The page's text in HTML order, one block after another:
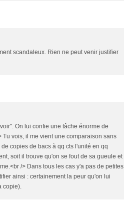
scandaleux. Rien ne peut venir justifier
On lui confie une tâche énorme de
vois, il me vient une comparaison sans
copies de bacs à qq cts l'unité en qq
soit il trouve qu'on se fout de sa gueule et
/> Dans tous les cas y'a pas de petites
ainsi : certainement la peur qu'on lui
copie).